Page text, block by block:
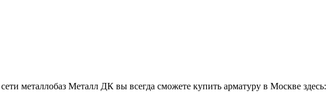
металлобаз Металл ДК вы всегда сможете купить арматуру в Москве здесь: